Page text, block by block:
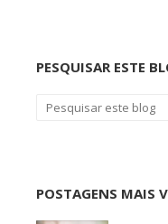
PESQUISAR ESTE
POSTAGENS MAIS